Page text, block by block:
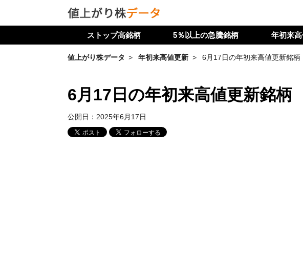
ストップ高銘柄 5％以上の急騰銘柄 年初来
値上がり株データ 年初来高値更新 6月17日の年初来高値更新銘柄
6月17日の年初来高値更新銘柄
公開日： 2025年6月17日